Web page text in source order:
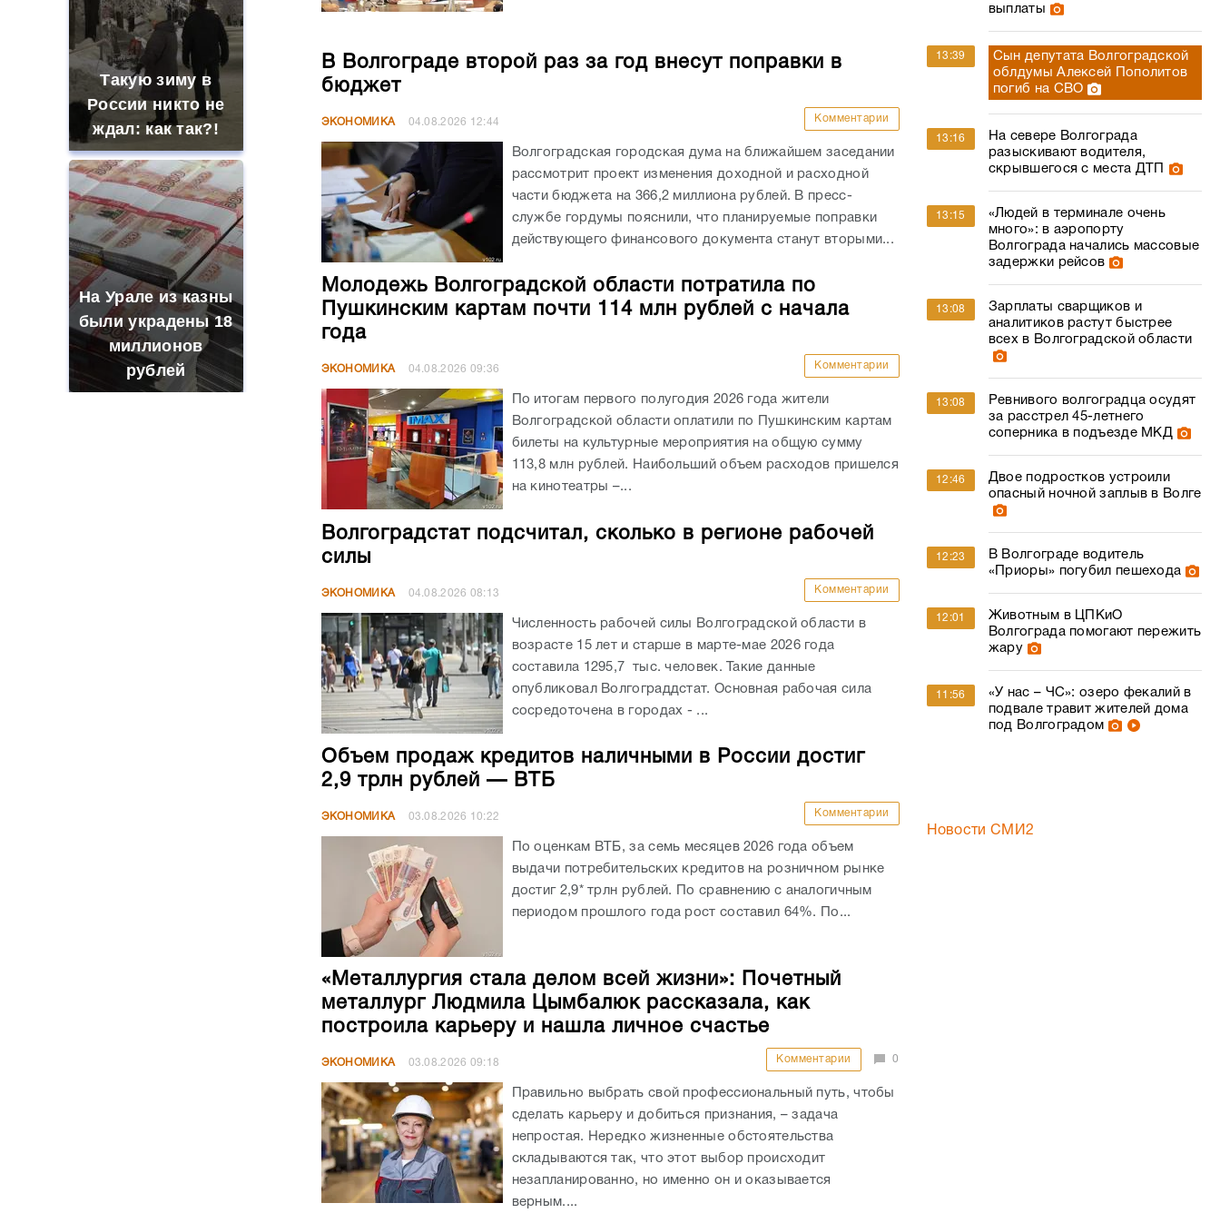
Такую зиму в
России никто не
ждал: как так?!
На Урале из казны
были украдены 18
миллионов
рублей
В Волгограде второй раз за год внесут поправки в
бюджет
ЭКОНОМИКА 04.08.2026 12:44 Комментарии
Волгоградская городская дума на ближайшем заседании
рассмотрит проект изменения доходной и расходной
части бюджета на 366,2 миллиона рублей. В пресс-
службе гордумы пояснили, что планируемые поправки
действующего финансового документа станут вторыми...
Молодежь Волгоградской области потратила по
Пушкинским картам почти 114 млн рублей с начала
года
ЭКОНОМИКА 04.08.2026 09:36 Комментарии
По итогам первого полугодия 2026 года жители
Волгоградской области оплатили по Пушкинским картам
билеты на культурные мероприятия на общую сумму
113,8 млн рублей. Наибольший объем расходов пришелся
на кинотеатры –...
Волгоградстат подсчитал, сколько в регионе рабочей
силы
ЭКОНОМИКА 04.08.2026 08:13 Комментарии
Численность рабочей силы Волгоградской области в
возрасте 15 лет и старше в марте-мае 2026 года
составила 1295,7 тыс. человек. Такие данные
опубликовал Волгограддстат. Основная рабочая сила
сосредоточена в городах - ...
Объем продаж кредитов наличными в России достиг
2,9 трлн рублей — ВТБ
ЭКОНОМИКА 03.08.2026 10:22 Комментарии
По оценкам ВТБ, за семь месяцев 2026 года объем
выдачи потребительских кредитов на розничном рынке
достиг 2,9* трлн рублей. По сравнению с аналогичным
периодом прошлого года рост составил 64%. По...
«Металлургия стала делом всей жизни»: Почетный
металлург Людмила Цымбалюк рассказала, как
построила карьеру и нашла личное счастье
ЭКОНОМИКА 03.08.2026 09:18 Комментарии 0
Правильно выбрать свой профессиональный путь, чтобы
сделать карьеру и добиться признания, – задача
непростая. Нередко жизненные обстоятельства
складываются так, что этот выбор происходит
незапланированно, но именно он и оказывается
верным....
выплаты
13:39
Сын депутата Волгоградской
облдумы Алексей Пополитов
погиб на СВО
13:16
На севере Волгограда
разыскивают водителя,
скрывшегося с места ДТП
13:15
«Людей в терминале очень
много»: в аэропорту
Волгограда начались массовые
задержки рейсов
13:08
Зарплаты сварщиков и
аналитиков растут быстрее
всех в Волгоградской области
13:08
Ревнивого волгоградца осудят
за расстрел 45-летнего
соперника в подъезде МКД
12:46
Двое подростков устроили
опасный ночной заплыв в Волге
12:23
В Волгограде водитель
«Приоры» погубил пешехода
12:01
Животным в ЦПКиО
Волгограда помогают пережить
жару
11:56
«У нас – ЧС»: озеро фекалий в
подвале травит жителей дома
под Волгоградом
Новости СМИ2